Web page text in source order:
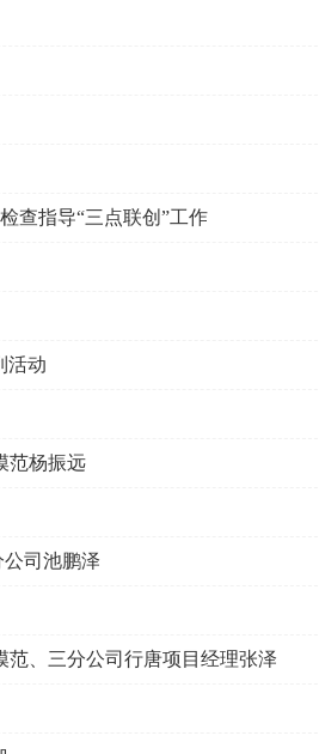
查指导“三点联创”工作
活动
范杨振远
司池鹏泽
、三分公司行唐项目经理张泽